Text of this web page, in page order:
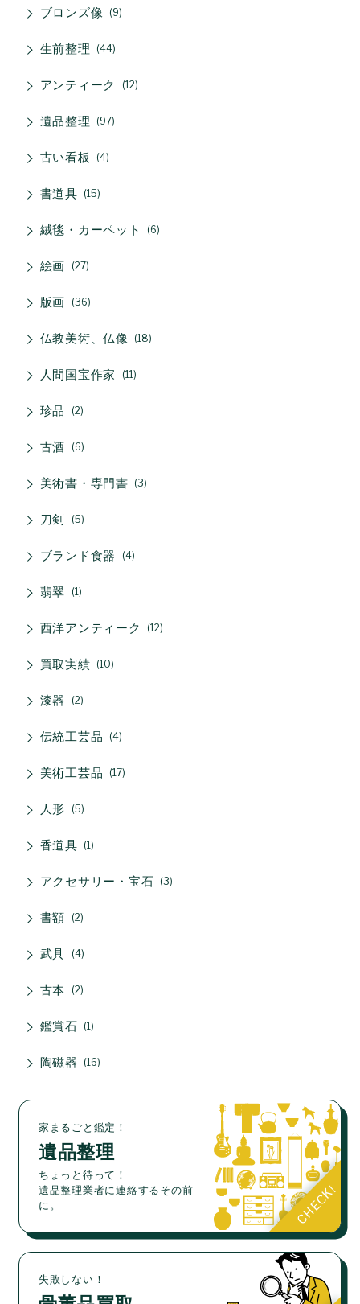
ブロンズ像 9
生前整理 44
アンティーク 12
遺品整理 97
古い看板 4
書道具 15
絨毯・カーペット 6
絵画 27
版画 36
仏教美術、仏像 18
人間国宝作家 11
珍品 2
古酒 6
美術書・専門書 3
刀剣 5
ブランド食器 4
翡翠 1
西洋アンティーク 12
買取実績 10
漆器 2
伝統工芸品 4
美術工芸品 17
人形 5
香道具 1
アクセサリー・宝石 3
書額 2
武具 4
古本 2
鑑賞石 1
陶磁器 16
家まるごと鑑定！
遺品整理
ちょっと待って！
遺品整理業者に連絡するその前
に。
失敗しない！